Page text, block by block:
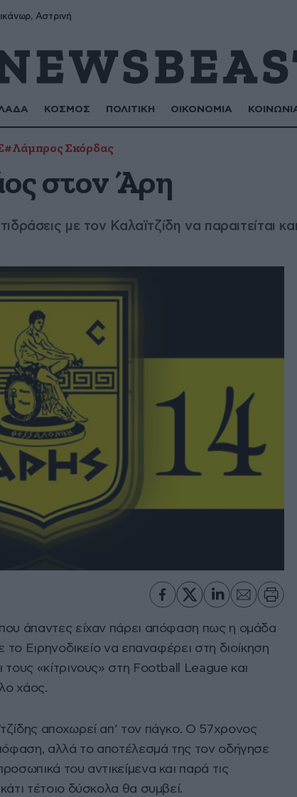
Αστρινή
ΚΟΣΜΟΣ ΠΟΛΙΤΙΚΗ ΟΙΚΟΝΟΜΙΑ
#Λάμπρος Σκόρδας
στον Άρη
με τον Καλαϊτζίδη να παραιτείται
άπαντες είχαν πάρει απόφαση πως η ομάδα
το Ειρηνοδικείο να επαναφέρει στη διοίκηση
«κίτρινους» στη Football League και
χάος.
αποχωρεί απ’ τον πάγκο. Ο 57χρονος
αλλά το αποτέλεσμά της τον οδήγησε
του αντικείμενα και παρά τις
τέτοιο δύσκολα θα συμβεί.